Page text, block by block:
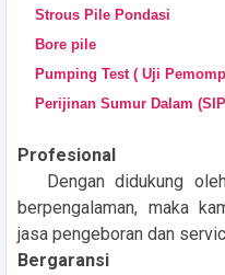
Strous Pile Pondasi
Bore pile
Pumping Test ( Uji
Perijinan Sumur Dalam
Profesional
Dengan didukung
berpengalaman, maka
jasa pengeboran dan
Bergaransi